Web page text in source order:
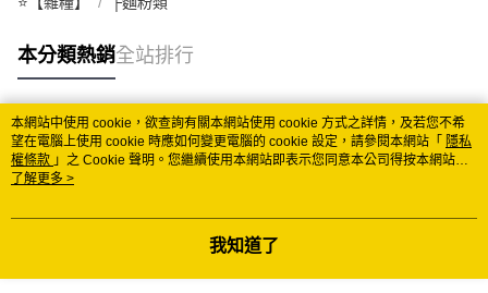
本分類熱銷全站排行
熱門標籤
本網站中使用 cookie，欲查詢有關本網站使用 cookie 方式之詳情，及若您不希
望在電腦上使用 cookie 時應如何變更電腦的 cookie 設定，請參閱本網站「 隱私
權條款 」之 Cookie 聲明。您繼續使用本網站即表示您同意本公司得按本網站使
用條款之 Cookie 聲明使用 cookie。
了解更多 >
我知道了